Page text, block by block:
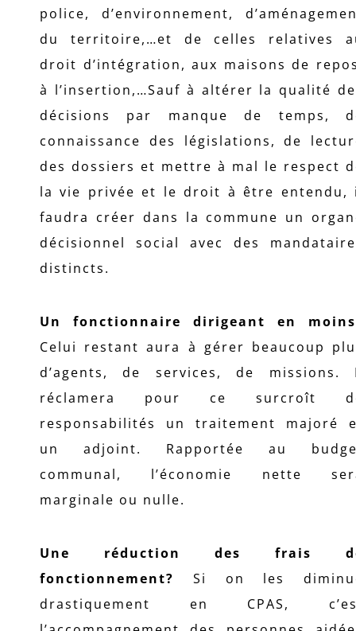
police, d’environnement,
du territoire,…et de celles relatives
droit d’intégration, aux maisons de
à l’insertion,…Sauf à altérer la qualité
décisions par manque de temps,
connaissance des législations, de
des dossiers et mettre à mal le respect
la vie privée et le droit à être entendu,
faudra créer dans la commune un
décisionnel social avec des
distincts.
Un fonctionnaire dirigeant en
Celui restant aura à gérer beaucoup
d’agents, de services, de missions.
réclamera pour ce surcroît
responsabilités un traitement majoré
un adjoint. Rapportée au
communal, l’économie nette
marginale ou nulle.
Une réduction des frais
fonctionnement? Si on les
drastiquement en CPAS,